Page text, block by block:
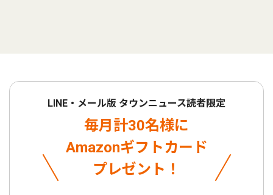
LINE・メール版 タウンニュース読者限定
毎月計30名様に
Amazonギフトカード
プレゼント！